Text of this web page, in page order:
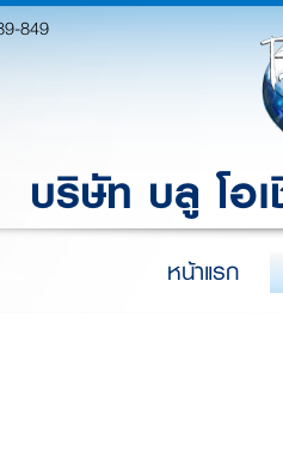
849
บริษัท บลู โอ
หน้าแรก